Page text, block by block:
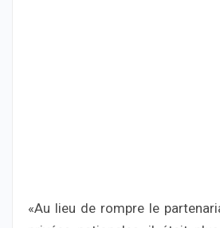
«Au lieu de rompre le